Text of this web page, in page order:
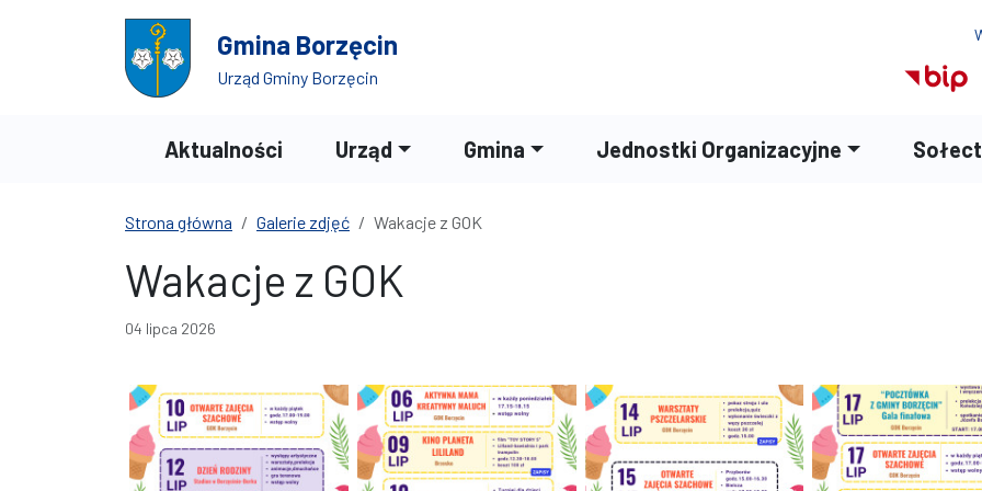
Przejdź do wyszukiwarki Gmina Borzęcin
Urząd Gminy Borzęcin
Aktualności Urząd Gmina Jednostki Organizacyjne
Strona główna Galerie zdjęć Wakacje z GOK
Wakacje z GOK
04 lipca 2026